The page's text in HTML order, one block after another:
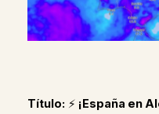
Título: ⚡️ ¡España en